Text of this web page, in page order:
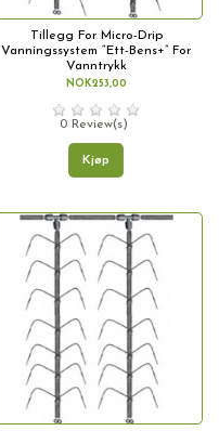
Tillegg For Micro-Drip
Vanningssystem “Ett-Bens+” For
Vanntrykk
NOK253,00
0 Review(s)
Kjøp